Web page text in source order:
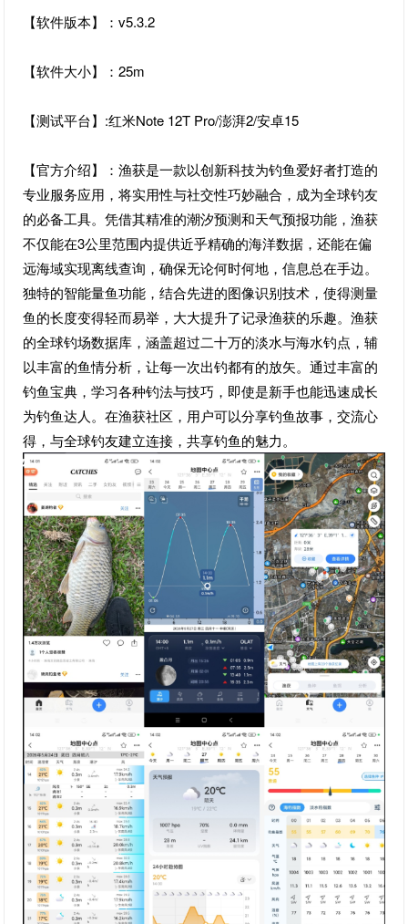
【软件版本】：v5.3.2
【软件大小】：25m
【测试平台】:红米Note 12T Pro/澎湃2/安卓15
【官方介绍】：渔获是一款以创新科技为钓鱼爱好者打造的
专业服务应用，将实用性与社交性巧妙融合，成为全球钓友
的必备工具。凭借其精准的潮汐预测和天气预报功能，渔获
不仅能在3公里范围内提供近乎精确的海洋数据，还能在偏
远海域实现离线查询，确保无论何时何地，信息总在手边。
独特的智能量鱼功能，结合先进的图像识别技术，使得测量
鱼的长度变得轻而易举，大大提升了记录渔获的乐趣。渔获
的全球钓场数据库，涵盖超过二十万的淡水与海水钓点，辅
以丰富的鱼情分析，让每一次出钓都有的放矢。通过丰富的
钓鱼宝典，学习各种钓法与技巧，即使是新手也能迅速成长
为钓鱼达人。在渔获社区，用户可以分享钓鱼故事，交流心
得，与全球钓友建立连接，共享钓鱼的魅力。